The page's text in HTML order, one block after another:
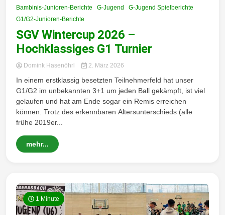
Bambinis-Junioren-Berichte G-Jugend
G-Jugend Spielberichte
G1/G2-Junioren-Berichte
SGV Wintercup 2026 –
Hochklassiges G1 Turnier
Domink Hasenöhrl 2. März 2026
In einem erstklassig besetzten Teilnehmerfeld hat unser
G1/G2 im unbekannten 3+1 um jeden Ball gekämpft, ist viel
gelaufen und hat am Ende sogar ein Remis erreichen
können. Trotz des erkennbaren Altersunterschieds (alle
frühe 2019er...
mehr...
1 Minute